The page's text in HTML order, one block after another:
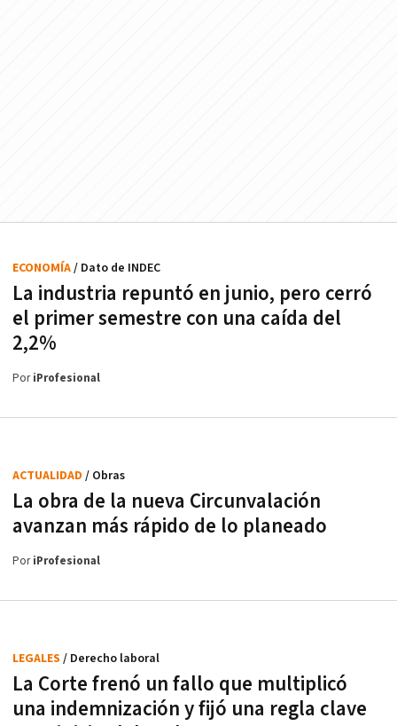
La industria repuntó en junio, pero cerró
el primer semestre con una caída del
2,2%
ECONOMÍA/ Dato de INDEC
PoriProfesional
La obra de la nueva Circunvalación
avanzan más rápido de lo planeado
ACTUALIDAD / Obras
PoriProfesional
La Corte frenó un fallo que multiplicó
una indemnización y fijó una regla clave
LEGALES / Derecho laboral